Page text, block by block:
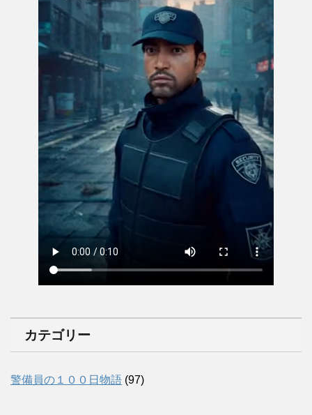
カテゴリー
警備員の１００日物語 (97)